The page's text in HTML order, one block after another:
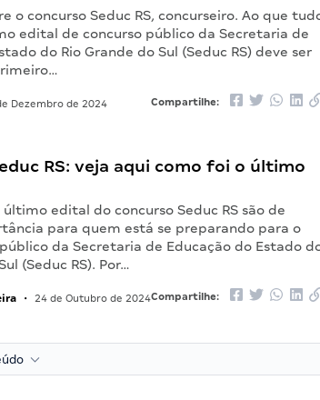
o concurso Seduc RS, concurseiro. Ao que
edital de concurso público da Secretaria de
do Rio Grande do Sul (Seduc RS) deve ser
Dezembro de 2024 Compartilhe:
RS: veja aqui como foi o último
edital do concurso Seduc RS são de
para quem está se preparando para o
da Secretaria de Educação do Estado
(Seduc RS). Por…
• 24 de Outubro de 2024Compartilhe: